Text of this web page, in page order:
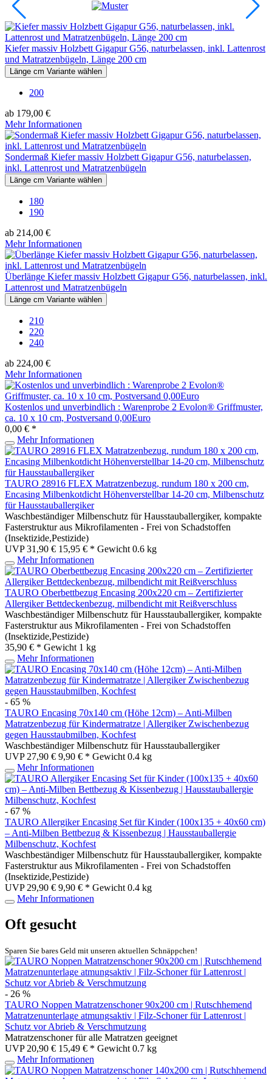
Kiefer massiv Holzbett Gigapur G56, naturbelassen, inkl. Lattenrost
und Matratzenbügeln, Länge 200 cm
Länge cm Variante wählen
200
ab 179,00 €
Mehr Informationen
Sondermaß Kiefer massiv Holzbett Gigapur G56, naturbelassen,
inkl. Lattenrost und Matratzenbügeln
Länge cm Variante wählen
180
190
ab 214,00 €
Mehr Informationen
Überlänge Kiefer massiv Holzbett Gigapur G56, naturbelassen, inkl.
Lattenrost und Matratzenbügeln
Länge cm Variante wählen
210
220
240
ab 224,00 €
Mehr Informationen
Kostenlos und unverbindlich : Warenprobe 2 Evolon® Griffmuster,
ca. 10 x 10 cm, Postversand 0,00Euro
0,00 € *
Mehr Informationen
TAURO 28916 FLEX Matratzenbezug, rundum 180 x 200 cm,
Encasing Milbenkotdicht Höhenverstellbar 14-20 cm, Milbenschutz
für Hausstauballergiker
Waschbeständiger Milbenschutz für Hausstauballergiker, kompakte
Fasterstruktur aus Mikrofilamenten - Frei von Schadstoffen
(Insektizide,Pestizide)
UVP 31,90 € 15,95 € * Gewicht 0.6 kg
Mehr Informationen
TAURO Oberbettbezug Encasing 200x220 cm – Zertifizierter
Allergiker Bettdeckenbezug, milbendicht mit Reißverschluss
Waschbeständiger Milbenschutz für Hausstauballergiker, kompakte
Fasterstruktur aus Mikrofilamenten - Frei von Schadstoffen
(Insektizide,Pestizide)
35,90 € * Gewicht 1 kg
Mehr Informationen
- 65 %
TAURO Encasing 70x140 cm (Höhe 12cm) – Anti-Milben
Matratzenbezug für Kindermatratze | Allergiker Zwischenbezug
gegen Hausstaubmilben, Kochfest
Waschbeständiger Milbenschutz für Hausstauballergiker
UVP 27,90 € 9,90 € * Gewicht 0.4 kg
Mehr Informationen
- 67 %
TAURO Allergiker Encasing Set für Kinder (100x135 + 40x60 cm)
– Anti-Milben Bettbezug & Kissenbezug | Hausstauballergie
Milbenschutz, Kochfest
Waschbeständiger Milbenschutz für Hausstauballergiker, kompakte
Fasterstruktur aus Mikrofilamenten - Frei von Schadstoffen
(Insektizide,Pestizide)
UVP 29,90 € 9,90 € * Gewicht 0.4 kg
Mehr Informationen
Oft gesucht
Sparen Sie bares Geld mit unseren aktuellen Schnäppchen!
- 26 %
TAURO Noppen Matratzenschoner 90x200 cm | Rutschhemend
Matratzenunterlage atmungsaktiv | Filz-Schoner für Lattenrost |
Schutz vor Abrieb & Verschmutzung
Matratzenschoner für alle Matratzen geeignet
UVP 20,90 € 15,49 € * Gewicht 0.7 kg
Mehr Informationen